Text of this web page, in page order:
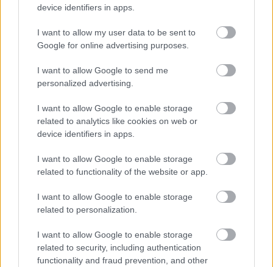
device identifiers in apps.
I want to allow my user data to be sent to
Google for online advertising purposes.
I want to allow Google to send me
personalized advertising.
I want to allow Google to enable storage
related to analytics like cookies on web or
device identifiers in apps.
I want to allow Google to enable storage
related to functionality of the website or app.
I want to allow Google to enable storage
related to personalization.
I want to allow Google to enable storage
related to security, including authentication
functionality and fraud prevention, and other
Én ezzel a poszttal is próbálok segíteni, hogy
elterjedhessen a közösségi filmnézés. Mission
completed.
Címkék:sorozat mozi pénz spórolás érdekesség
otthon
közösségi
Mesés karácsonyfadísz-ötletek egyszerű
faspatulából!